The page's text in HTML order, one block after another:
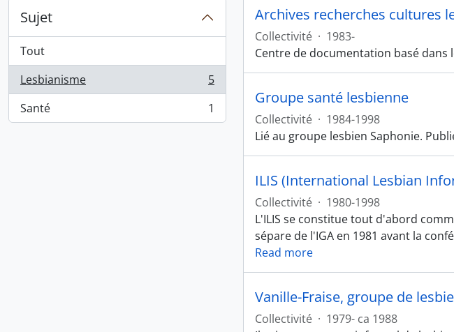
Sujet
Tout
Lesbianisme
, 5 résultats
5
Santé
, 1 résultats 1
Archives recherches cultures
Collectivité · 1983-
Centre de documentation basé dans
Groupe santé lesbienne
Collectivité · 1984-1998
Lié au groupe lesbien Saphonie.
ILIS (International Lesbian
Collectivité · 1980-1998
L'ILIS se constitue tout d'abord
sépare de l'IGA en 1981 avant la
Read more
Vanille-Fraise, groupe de
Collectivité · 1979- ca 1988